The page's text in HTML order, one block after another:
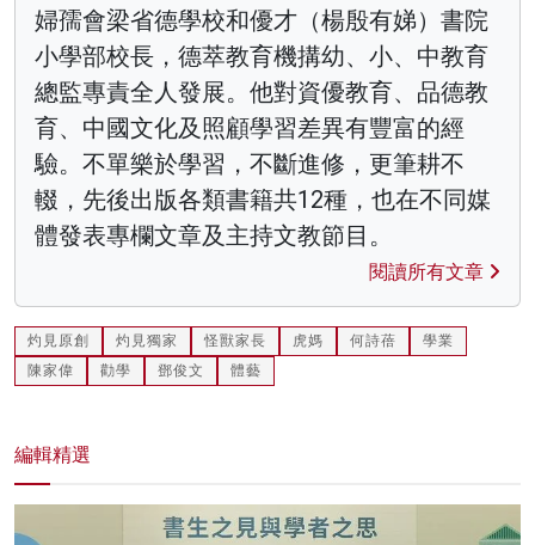
婦孺會梁省德學校和優才（楊殷有娣）書院
小學部校長，德萃教育機搆幼、小、中教育
總監專責全人發展。他對資優教育、品德教
育、中國文化及照顧學習差異有豐富的經
驗。不單樂於學習，不斷進修，更筆耕不
輟，先後出版各類書籍共12種，也在不同媒
體發表專欄文章及主持文教節目。
閱讀所有文章
灼見原創 灼見獨家 怪獸家長 虎媽 何詩蓓
學業
陳家偉
勸學 鄧俊文 體藝
編輯精選